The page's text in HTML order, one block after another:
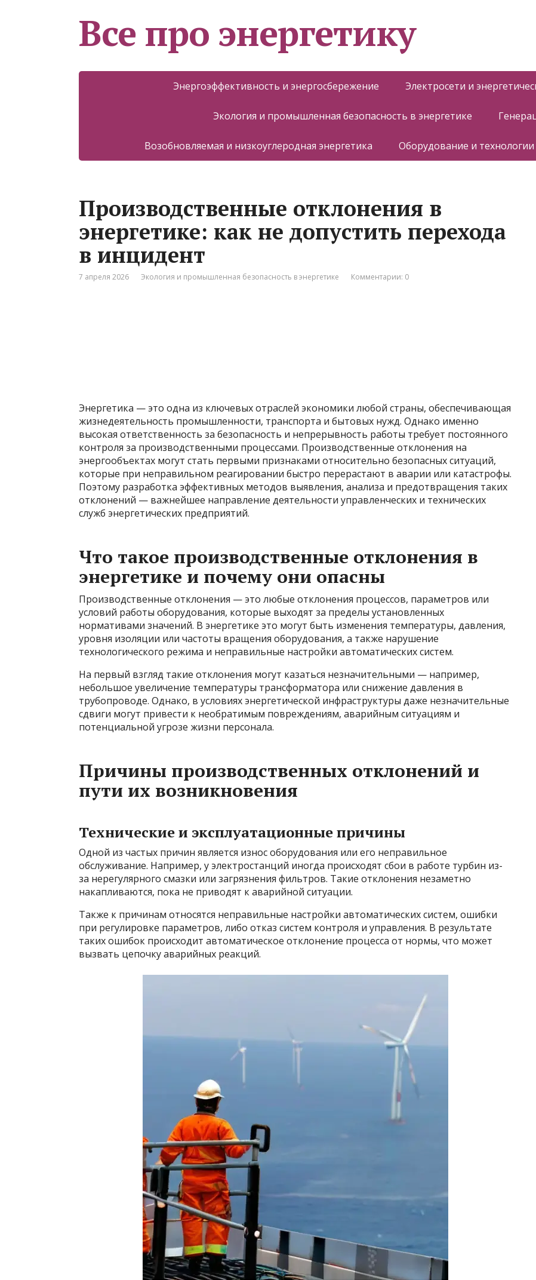
Все про энергетику
Энергоэффективность и энергосбережение Электросети и
Экология и промышленная безопасность в энергетике
Возобновляемая и низкоуглеродная энергетика Оборудование и технологии
Производственные отклонения в
энергетике: как не допустить перехода
в инцидент
7 апреля 2026 Экология и промышленная безопасность в энергетике Комментарии: 0
Энергетика — это одна из ключевых отраслей экономики любой страны, обеспечивающая
жизнедеятельность промышленности, транспорта и бытовых нужд. Однако именно
высокая ответственность за безопасность и непрерывность работы требует постоянного
контроля за производственными процессами. Производственные отклонения на
энергообъектах могут стать первыми признаками относительно безопасных ситуаций,
которые при неправильном реагировании быстро перерастают в аварии или катастрофы.
Поэтому разработка эффективных методов выявления, анализа и предотвращения таких
отклонений — важнейшее направление деятельности управленческих и технических
служб энергетических предприятий.
Что такое производственные отклонения в
энергетике и почему они опасны
Производственные отклонения — это любые отклонения процессов, параметров или
условий работы оборудования, которые выходят за пределы установленных
нормативами значений. В энергетике это могут быть изменения температуры, давления,
уровня изоляции или частоты вращения оборудования, а также нарушение
технологического режима и неправильные настройки автоматических систем.
На первый взгляд такие отклонения могут казаться незначительными — например,
небольшое увеличение температуры трансформатора или снижение давления в
трубопроводе. Однако, в условиях энергетической инфраструктуры даже незначительные
сдвиги могут привести к необратимым повреждениям, аварийным ситуациям и
потенциальной угрозе жизни персонала.
Причины производственных отклонений и
пути их возникновения
Технические и эксплуатационные причины
Одной из частых причин является износ оборудования или его неправильное
обслуживание. Например, у электростанций иногда происходят сбои в работе турбин из-
за нерегулярного смазки или загрязнения фильтров. Такие отклонения незаметно
накапливаются, пока не приводят к аварийной ситуации.
Также к причинам относятся неправильные настройки автоматических систем, ошибки
при регулировке параметров, либо отказ систем контроля и управления. В результате
таких ошибок происходит автоматическое отклонение процесса от нормы, что может
вызвать цепочку аварийных реакций.